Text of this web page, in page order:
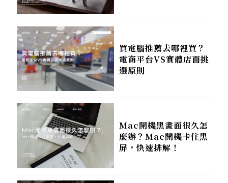
買電腦推薦去哪裡買？
電商平台VS實體店面挑
選原則
Mac開機黑畫面很久怎
麼辦？Mac開機卡住黑
屏，快速排解！